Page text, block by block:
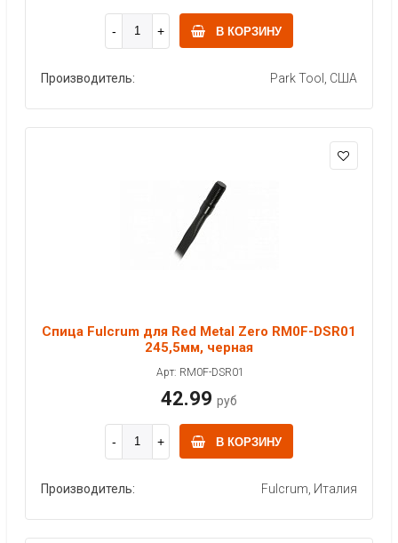
В КОРЗИНУ
Производитель: Park Tool, США
Спица Fulcrum для Red Metal Zero RM0F-DSR01
245,5мм, черная
Арт: RM0F-DSR01
42.99 руб
В КОРЗИНУ
Производитель: Fulcrum, Италия